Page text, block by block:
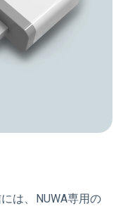
は、NUWA専用の